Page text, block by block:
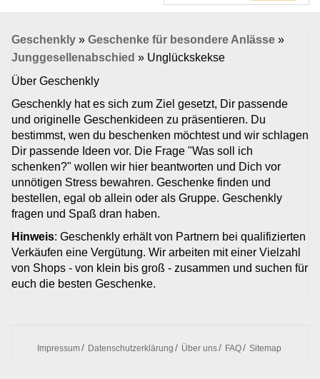
Geschenkly » Geschenke für besondere Anlässe »
Junggesellenabschied » Unglückskekse
Über Geschenkly
Geschenkly hat es sich zum Ziel gesetzt, Dir passende
und originelle Geschenkideen zu präsentieren. Du
bestimmst, wen du beschenken möchtest und wir schlagen
Dir passende Ideen vor. Die Frage "Was soll ich
schenken?" wollen wir hier beantworten und Dich vor
unnötigen Stress bewahren. Geschenke finden und
bestellen, egal ob allein oder als Gruppe. Geschenkly
fragen und Spaß dran haben.
Hinweis: Geschenkly erhält von Partnern bei qualifizierten
Verkäufen eine Vergütung. Wir arbeiten mit einer Vielzahl
von Shops - von klein bis groß - zusammen und suchen für
euch die besten Geschenke.
Impressum Datenschutzerklärung Über uns FAQ Sitemap